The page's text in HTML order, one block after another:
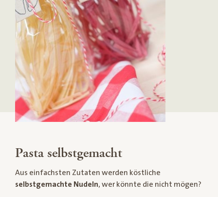
Pasta selbstgemacht
Aus einfachsten Zutaten werden köstliche
selbstgemachte Nudeln, wer könnte die nicht mögen?